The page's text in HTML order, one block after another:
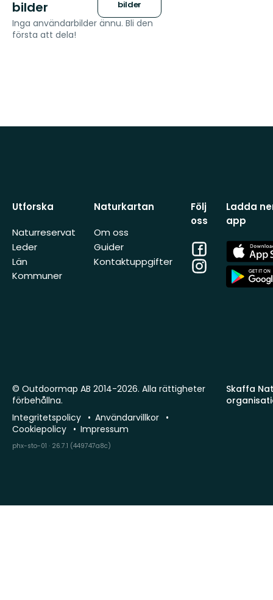
bilder
bilder
Inga användarbilder ännu. Bli den
första att dela!
Utforska
Naturreservat
Leder
Län
Kommuner
Naturkartan
Om oss
Guider
Kontaktuppgifter
Följ
oss
Facebook
Instagram
Ladda
app
App
Store
App
Store
Skaffa
© Outdoormap AB 2014-2026. Alla rättigheter
förbehållna.
Integritetspolicy
Användarvillkor
Cookiepolicy
Impressum
phx-sto-01 · 26.7.1 (449747a8c)